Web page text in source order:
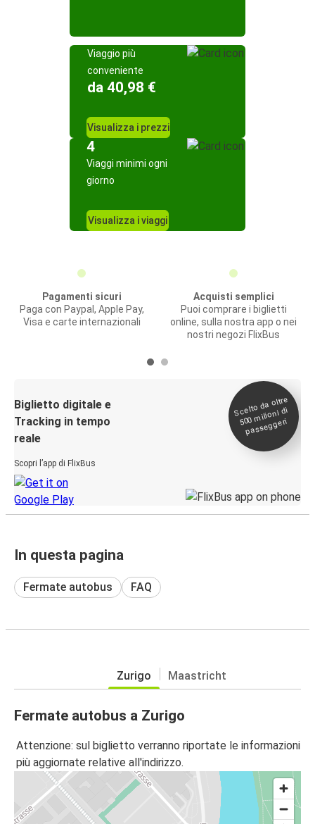
Viaggio più
conveniente
da 40,98 €
Visualizza i prezzi
4
Viaggi minimi ogni
giorno
Visualizza i viaggi
Pagamenti sicuri
Paga con Paypal, Apple Pay,
Visa e carte internazionali
Acquisti semplici
Puoi comprare i biglietti
online, sulla nostra app o nei
nostri negozi FlixBus
Biglietto digitale e
Tracking in tempo
reale
Scopri l’app di FlixBus
Scelto da oltre
500
milioni di
passeggeri
In questa pagina
Fermate autobus FAQ
Zurigo Maastricht
Fermate autobus a Zurigo
Attenzione: sul biglietto verranno riportate le informazioni
più aggiornate relative all'indirizzo.